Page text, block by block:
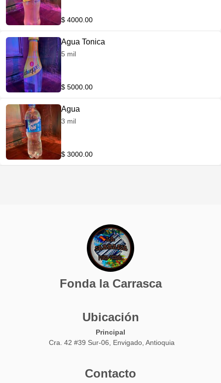
$ 4000.00
Agua Tonica
5 mil
$ 5000.00
Agua
3 mil
$ 3000.00
Fonda la Carrasca
Ubicación
Principal
Cra. 42 #39 Sur-06, Envigado, Antioquia
Contacto